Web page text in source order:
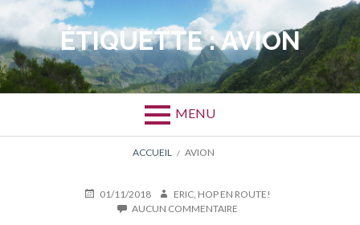
au
contenu
ÉTIQUETTE :AVION
MENU
D'ARIANE
ACCUEIL AVION
PUBLIÉ01/11/2018 AUTEUR
ERIC, HOP EN ROUTE!
AUCUN COMMENTAIRE